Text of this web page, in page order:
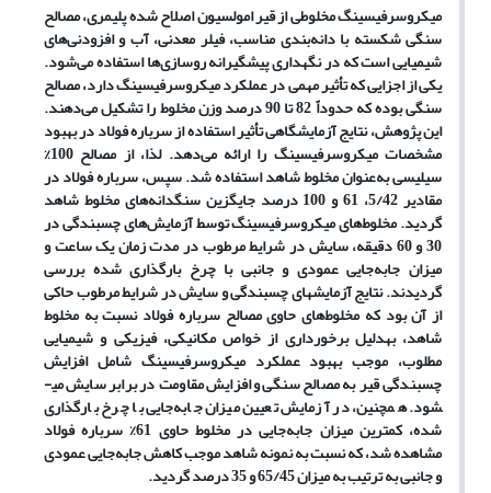
میکروسرفیسینگ مخلوطی از قیر امولسیون اصلاح شده پلیمری، مصالح
سنگی شکسته با دانه‌بندی مناسب، فیلر معدنی، آب و افزودنی‌های
شیمیایی است که در نگهداری پیشگیرانه روسازی‌ها استفاده می‌شود.
یکی از اجزایی که تأثیر مهمی در عملکرد میکروسرفیسینگ دارد، مصالح
سنگی بوده که حدوداً 82 تا 90 درصد وزن مخلوط را تشکیل می‌ده ند.
این پژوهش، نتایج آزمایشگاهی تأثیر استفاده از سرباره فولاد در بهبود
مشخصات میکروسرفیسینگ را ارائه می‌دهد. لذا، از مصالح 100%
سیلیسی به‌عنوان مخلوط شاهد استفاده شد. سپس، سرباره فولاد در
مقادیر 5/42، 61 و 100 درصد جایگزین سنگدانه‌های مخلوط شاهد
گردید. مخلوط‌های میکروسرفیسینگ توسط آزمایش‌های چسبندگی در
30 و 60 دقیقه، سایش در شرایط مرطوب در مدت زمان یک ساعت و
میزان جابه‌جایی عمودی و جانبی با چرخ بارگذاری شده بررسی
گردیدند. نتایج آزمایش­های چسبندگی‌ و سایش در شرایط مرطوب حاکی
از آن بود که مخلوط‌های حاوی مصالح سرباره فولاد نسبت به مخلوط
شاهد، به­دلیل برخورداری از خواص مکانیکی، فیزیکی و شیمیایی
مطلوب، موجب بهبود عملکرد میکروسرفیسینگ شامل افزایش
چسبندگی قیر به مصالح سنگی و افزایش مقاومت در برابر سایش می­
شود. همچنین، در آزمایش تعیین میزان جابه‌جایی با چرخ بارگذاری
شده، کمترین میزان جابه‌جایی در مخلوط حاوی 61% سرباره فولاد
مشاهده شد، که نسبت به نمونه شاهد موجب کاهش جابه‌جایی عمودی
و جانبی به ترتیب به میزان 65/45 و 35 درصد گردید
.